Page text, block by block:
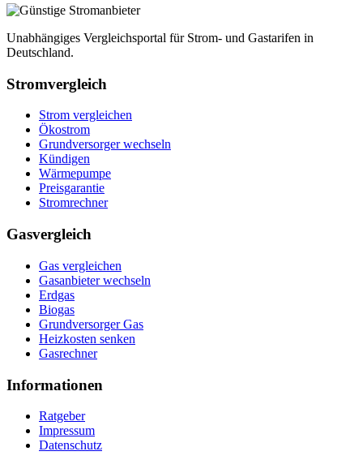
Unabhängiges Vergleichsportal für Strom- und Gastarifen in
Deutschland.
Stromvergleich
Strom vergleichen
Ökostrom
Grundversorger wechseln
Kündigen
Wärmepumpe
Preisgarantie
Stromrechner
Gasvergleich
Gas vergleichen
Gasanbieter wechseln
Erdgas
Biogas
Grundversorger Gas
Heizkosten senken
Gasrechner
Informationen
Ratgeber
Impressum
Datenschutz